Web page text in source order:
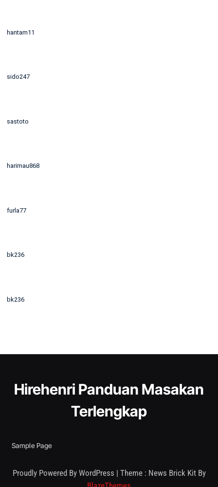
hantam11
sido247
sastoto
harimau868
furla77
bk236
bk236
Hirehenri Panduan Masakan
Terlengkap
Sample Page
Proudly Powered By WordPress | Theme : News Brick Kit By